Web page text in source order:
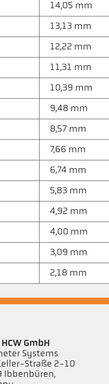
14,05 mm
13,13 mm
12,22 mm
11,31 mm
10,39 mm
9,48 mm
8,57 mm
7,66 mm
6,74 mm
5,83 mm
4,92 mm
4,00 mm
3,09 mm
2,18 mm
GmbH
Systems
Straße 2-10
Ibbenbüren,